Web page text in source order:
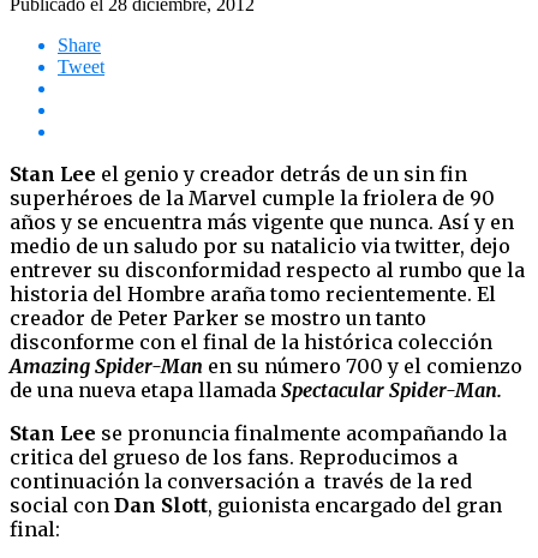
Share
Tweet
Stan Lee el genio y creador detrás de un sin fin
superhéroes de la Marvel cumple la friolera de 90
años y se encuentra más vigente que nunca. Así y en
medio de un saludo por su natalicio via twitter, dejo
entrever su disconformidad respecto al rumbo que la
historia del Hombre araña tomo recientemente. El
creador de Peter Parker se mostro un tanto
disconforme con el final de la histórica colección
Amazing Spider-Man en su número 700 y el comienzo
de una nueva etapa llamada Spectacular Spider-Man.
Stan Lee se pronuncia finalmente acompañando la
critica del grueso de los fans. Reproducimos a
continuación la conversación a través de la red
social con Dan Slott, guionista encargado del gran
final: